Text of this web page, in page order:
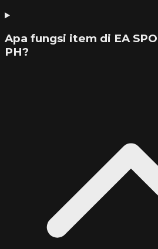
Apa fungsi item di EA
PH?